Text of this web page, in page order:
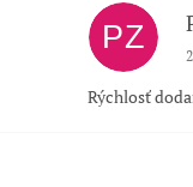
PZ
Rýchlosť